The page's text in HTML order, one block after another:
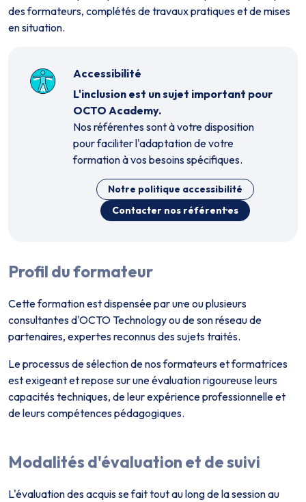
des formateurs, complétés de travaux pratiques et de mises
en situation.
Accessibilité
L'inclusion est un sujet important pour
OCTO Academy.
Nos référent·es sont à votre disposition
pour faciliter l'adaptation de votre
formation à vos besoins spécifiques.
Notre politique accessibilité
Contacter nos référent·es
Profil du formateur
Cette formation est dispensée par un·e ou plusieurs
consultant·es d'OCTO Technology ou de son réseau de
partenaires, expert·es reconnus des sujets traités.
Le processus de sélection de nos formateurs et formatrices
est exigeant et repose sur une évaluation rigoureuse leurs
capacités techniques, de leur expérience professionnelle et
de leurs compétences pédagogiques.
Modalités d'évaluation et de suivi
L'évaluation des acquis se fait tout au long de la session au